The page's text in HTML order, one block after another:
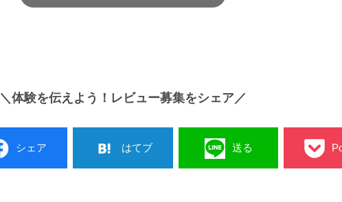
＼体験を伝えよう！レビュー募集をシェア／
シェア はてブ 送る